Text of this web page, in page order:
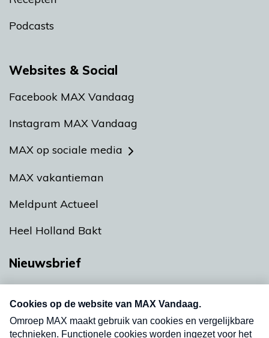
Podcasts
Websites & Social
Facebook MAX Vandaag
Instagram MAX Vandaag
MAX op sociale media
MAX vakantieman
Meldpunt Actueel
Heel Holland Bakt
Nieuwsbrief
nieuwsbrief. Elke vrijdag- en dinsdagochtend in
uw mailbox.